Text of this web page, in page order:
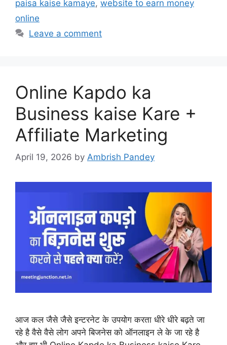
paisa kaise kamaye, website to earn money
online
Leave a comment
Online Kapdo ka
Business kaise Kare +
Affiliate Marketing
April 19, 2026 by Ambrish Pandey
आज कल जैसे जैसे इन्टरनेट के उपयोग करता धीरे धीरे बढ़ते जा
रहे है वैसे वैसे लोग अपने बिजनेस को ऑनलाइन ले के जा रहे है